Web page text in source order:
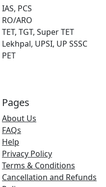
IAS, PCS
RO/ARO
TET, TGT, Super TET
Lekhpal, UPSI, UP SSSC
PET
Pages
About Us
FAQs
Help
Privacy Policy
Terms & Conditions
Cancellation and Refunds